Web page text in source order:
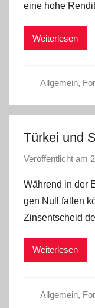
eine hohe
Weiterlesen
Allgemein,
Türkei und
Veröffentlicht am
Während in der
gen Null fallen
Zinsentscheid
Weiterlesen
Allgemein,